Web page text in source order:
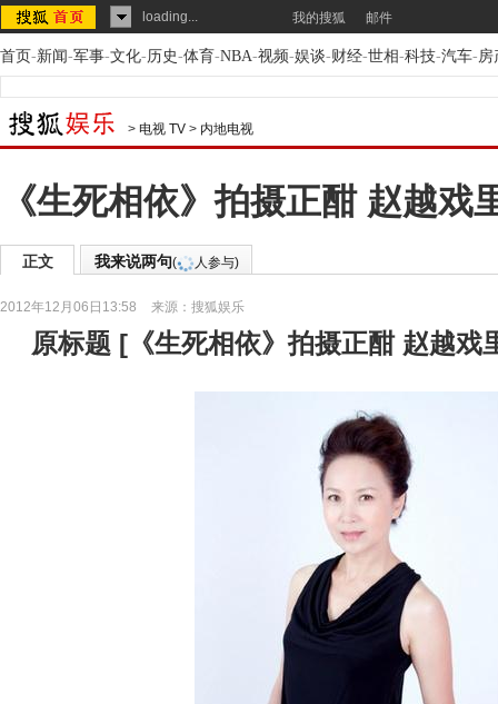
loading... 我的搜狐 邮件
首页-新闻-军事-文化-历史-体育-NBA-视频-娱谈-财经-世相-科技-汽车-房
> 电视 TV > 内地电视
《生死相依》拍摄正酣 赵越戏
正文 我来说两句( 人参与)
2012年12月06日13:58 来源： 搜狐娱乐
原标题 [ 《生死相依》拍摄正酣 赵越戏